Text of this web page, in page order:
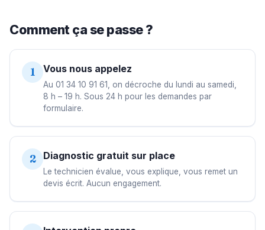
Comment ça se passe ?
1 Vous nous appelez
Au 01 34 10 91 61, on décroche du lundi au samedi,
8 h – 19 h. Sous 24 h pour les demandes par
formulaire.
2 Diagnostic gratuit sur place
Le technicien évalue, vous explique, vous remet un
devis écrit. Aucun engagement.